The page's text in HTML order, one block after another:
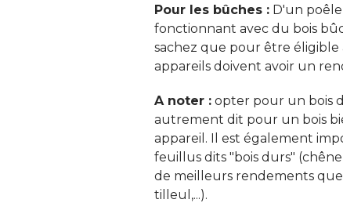
Pour les bûches : D'un
fonctionnant avec du bois
sachez que pour être
appareils doivent avoir un
A noter : opter pour un bois
autrement dit pour un bois
appareil. Il est également
feuillus dits "bois durs"
de meilleurs rendements
tilleul,...).